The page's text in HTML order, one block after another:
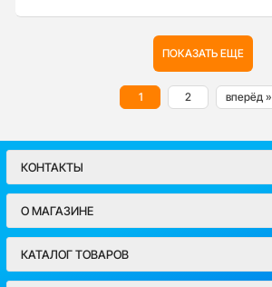
ПОКАЗАТЬ ЕЩЕ
1 2 вперёд »
КОНТАКТЫ
О МАГАЗИНЕ
КАТАЛОГ ТОВАРОВ